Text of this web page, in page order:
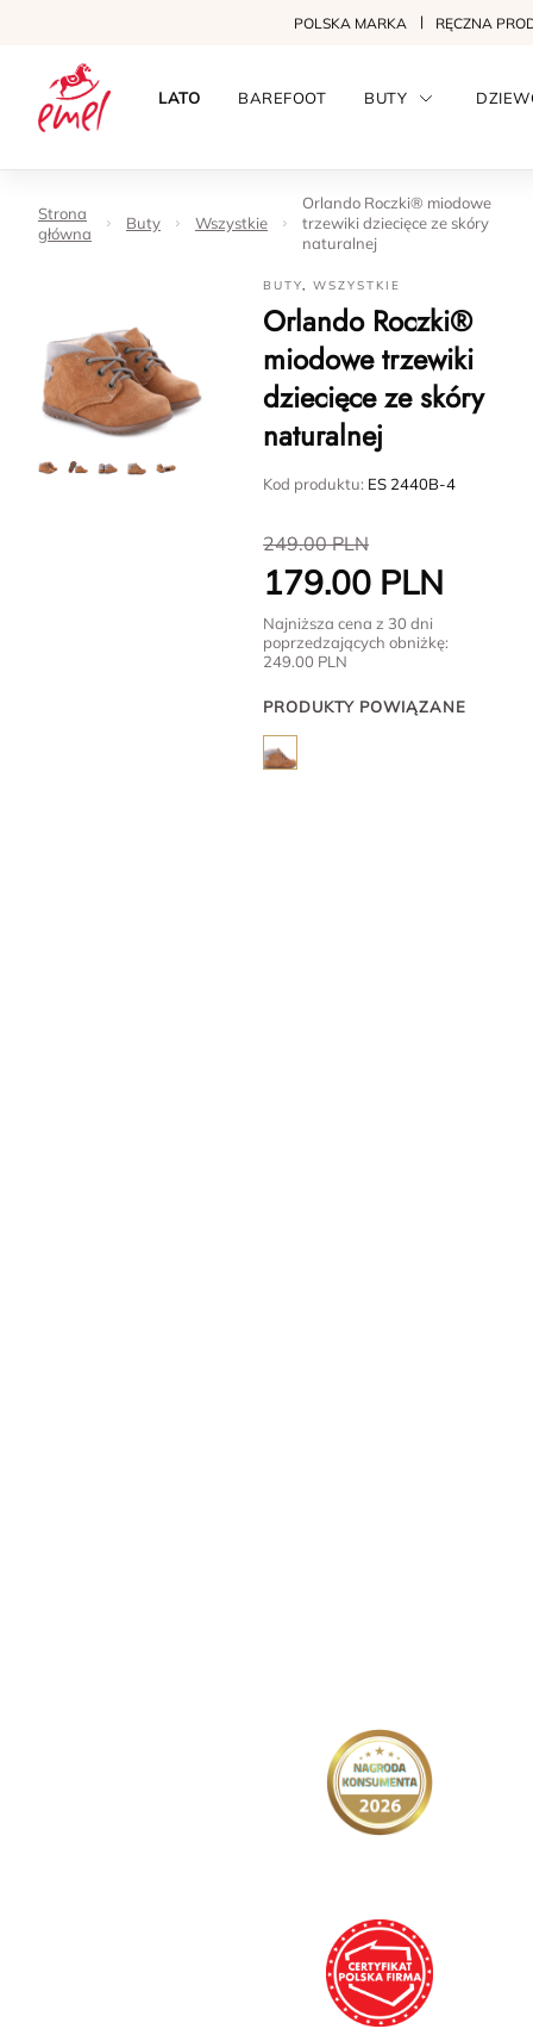
POLSKA MARKA RĘCZNA
LATO BAREFOOT BUTY
Strona
główna
Buty Wszystkie
Orlando Roczki® miodowe
trzewiki dziecięce ze skóry
naturalnej
BUTY,WSZYSTKIE
Orlando Roczki®
miodowe trzewiki
dziecięce ze skóry
naturalnej
Kod produktu: ES 2440B-4
249.00PLN
179.00 PLN
Najniższa cena z 30 dni
poprzedzających obniżkę:
249.00 PLN
PRODUKTY POWIĄZANE